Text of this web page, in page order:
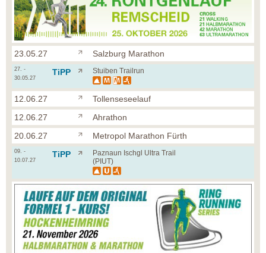
23.05.27 Salzburg Marathon
27. -
30.05.27
TiPP Stuiben Trailrun
12.06.27
Tollenseseelauf
12.06.27
Ahrathon
20.06.27
Metropol Marathon Fürth
09. -
10.07.27
TiPP
Paznaun Ischgl Ultra Trail
(PIUT)